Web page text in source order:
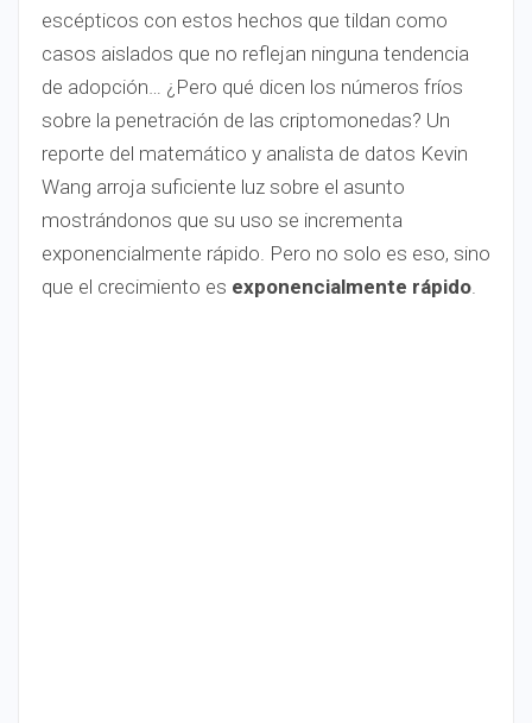
escépticos con estos hechos que tildan como
casos aislados que no reflejan ninguna tendencia
de adopción… ¿Pero qué dicen los números fríos
sobre la penetración de las criptomonedas? Un
reporte del matemático y analista de datos Kevin
Wang arroja suficiente luz sobre el asunto
mostrándonos que su uso se incrementa
exponencialmente rápido. Pero no solo es eso, sino
que el crecimiento es exponencialmente rápido.